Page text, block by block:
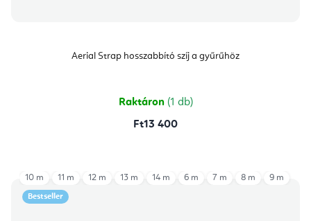
Aerial Strap hosszabbító szíj a gyűrűhöz
Raktáron (1 db)
Ft13 400
Bestseller
10 m 11 m 12 m 13 m 14 m 6 m 7 m 8 m 9 m